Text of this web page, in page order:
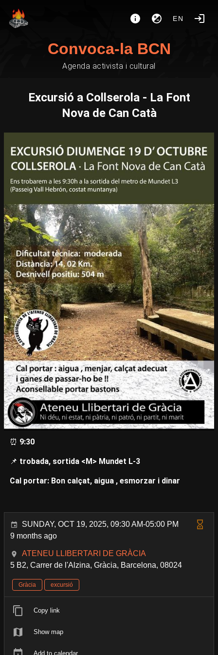
EN
Convoca-la BCN
Agenda activista i cultural
Excursió a Collserola - La Font
Nova de Can Catà
⏰ 9:30
📌 trobada, sortida <M> Mundet L-3
Cal portar: Bon calçat, aigua , esmorzar i dinar
SUNDAY, OCT 19, 2025, 09:30 AM-05:00 PM
9 months ago
ATENEU LLIBERTARI DE GRÀCIA
5 B2, Carrer de l'Alzina, Gràcia, Barcelona, 08024
Gràcia excursió
Copy link
Show map
Add to calendar